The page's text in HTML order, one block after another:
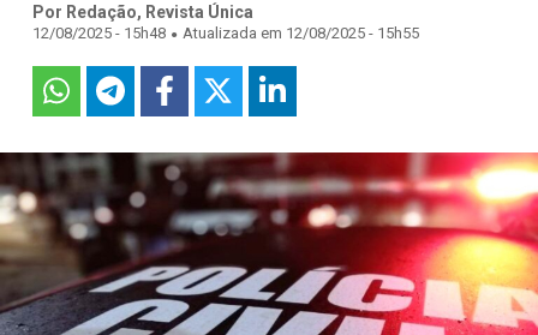
Por Redação, Revista Única
12/08/2025 - 15h48 . Atualizada em 12/08/2025 - 15h55